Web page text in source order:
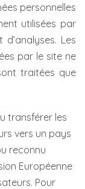
personnelles
utilisées par
Les
par le site ne
traitées que
transférer les
vers un pays
reconnu
Européenne
Pour